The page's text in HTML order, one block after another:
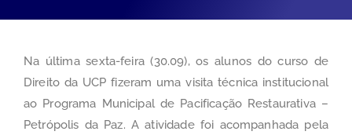
Na última sexta-feira (30.09), os alunos do curso de
Direito da UCP fizeram uma visita técnica institucional
ao Programa Municipal de Pacificação Restaurativa –
Petrópolis da Paz. A atividade foi acompanhada pela